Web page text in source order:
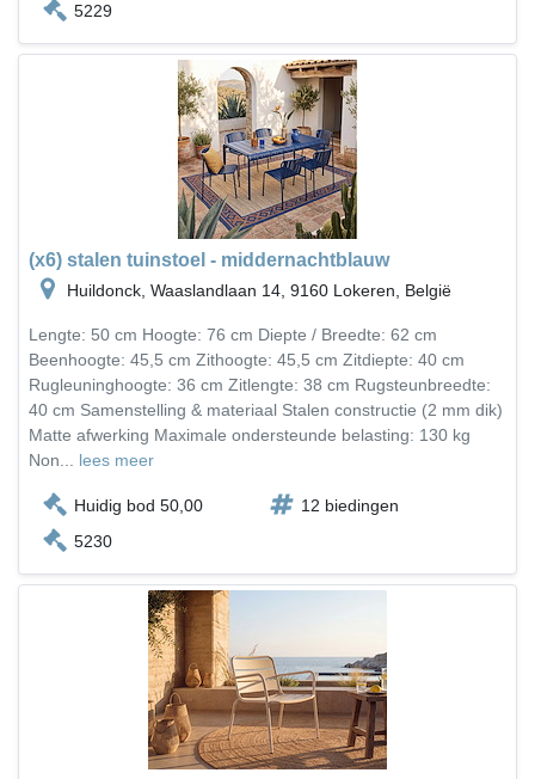
5229
(x6) stalen tuinstoel - middernachtblauw
Huildonck, Waaslandlaan 14, 9160 Lokeren, België
Lengte: 50 cm Hoogte: 76 cm Diepte / Breedte: 62 cm
Beenhoogte: 45,5 cm Zithoogte: 45,5 cm Zitdiepte: 40 cm
Rugleuninghoogte: 36 cm Zitlengte: 38 cm Rugsteunbreedte:
40 cm Samenstelling & materiaal Stalen constructie (2 mm dik)
Matte afwerking Maximale ondersteunde belasting: 130 kg
Non... lees meer
Huidig bod 50,00
12 biedingen
5230